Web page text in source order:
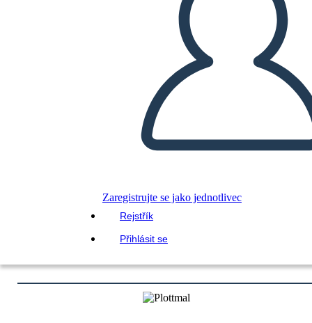
Zaregistrujte se jako jednotlivec
Rejstřík
Přihlásit se